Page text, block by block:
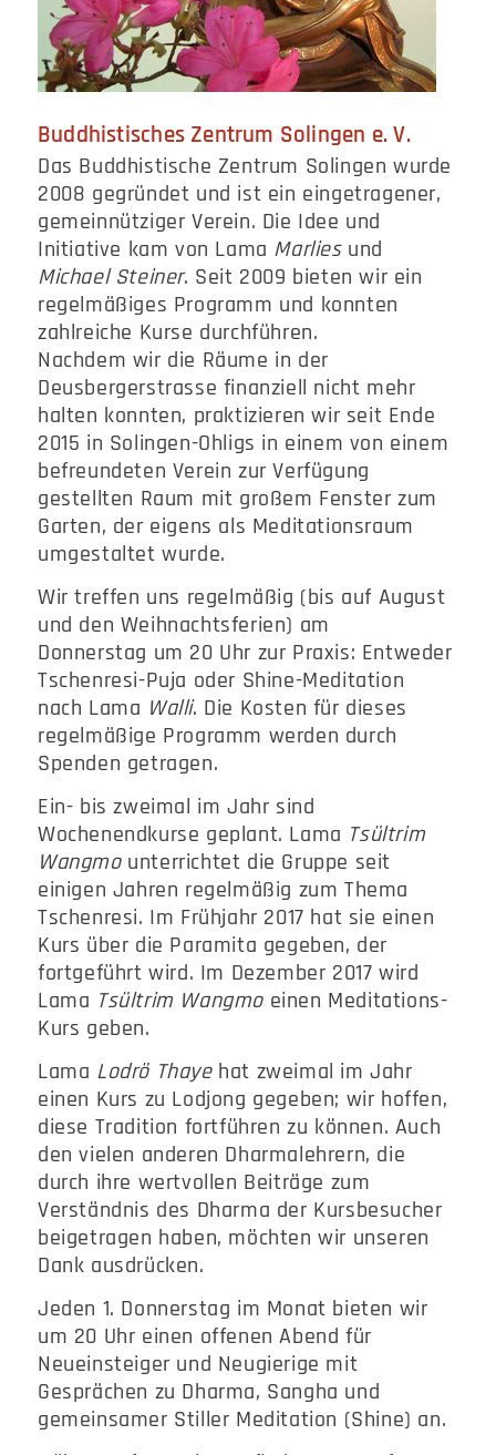
Buddhistisches Zentrum Solingen e. V.
Das Buddhistische Zentrum Solingen wurde
2008 gegründet und ist ein eingetragener,
gemeinnütziger Verein. Die Idee und
Initiative kam von Lama Marliesund
Michael Steiner. Seit 2009 bieten wir ein
regelmäßiges Programm und konnten
zahlreiche Kurse durchführen.
Nachdem wir die Räume in der
Deusbergerstrasse finanziell nicht mehr
halten konnten, praktizieren wir seit Ende
2015 in Solingen-Ohligs in einem von einem
befreundeten Verein zur Verfügung
gestellten Raum mit großem Fenster zum
Garten, der eigens als Meditationsraum
umgestaltet wurde.
Wir treffen uns regelmäßig (bis auf August
und den Weihnachtsferien) am
Donnerstag um 20 Uhr zur Praxis: Entweder
Tschenresi-Puja oder Shine-Meditation
nach Lama Walli. Die Kosten für dieses
regelmäßige Programm werden durch
Spenden getragen.
Ein- bis zweimal im Jahr sind
Wochenendkurse geplant. Lama Tsültrim
Wangmounterrichtet die Gruppe seit
einigen Jahren regelmäßig zum Thema
Tschenresi. Im Frühjahr 2017 hat sie einen
Kurs über die Paramita gegeben, der
fortgeführt wird. Im Dezember 2017 wird
Lama Tsültrim Wangmo einen Meditations-
Kurs geben.
Lama Lodrö Thayehat zweimal im Jahr
einen Kurs zu Lodjong gegeben; wir hoffen,
diese Tradition fortführen zu können. Auch
den vielen anderen Dharmalehrern, die
durch ihre wertvollen Beiträge zum
Verständnis des Dharma der Kursbesucher
beigetragen haben, möchten wir unseren
Dank ausdrücken.
Jeden 1. Donnerstag im Monat bieten wir
um 20 Uhr einen offenen Abend für
Neueinsteiger und Neugierige mit
Gesprächen zu Dharma, Sangha und
gemeinsamer Stiller Meditation (Shine) an.